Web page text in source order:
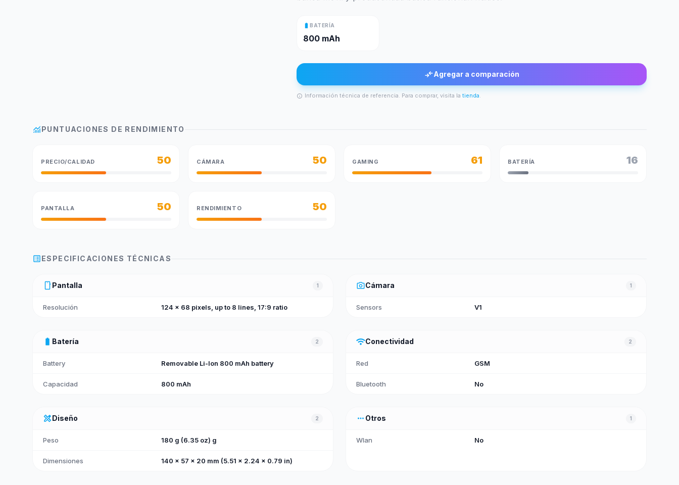
battery_fullBATERÍA
800 mAh
compare_arrowsAgregar a comparación
info Información técnica de referencia. Para comprar, visita la tienda.
monitoringPUNTUACIONES DE RENDIMIENTO
PRECIO/CALIDAD 50 CÁMARA 50 GAMING 61 BATERÍA 16
PANTALLA 50 RENDIMIENTO 50
list_altESPECIFICACIONES TÉCNICAS
smartphone Pantalla 1
Resolución 124 x 68 pixels, up to 8 lines, 17:9 ratio
photo_cameraCámara 1
Sensors V1
battery_full Batería 2
Battery Removable Li-Ion 800 mAh battery
Capacidad 800 mAh
wifiConectividad 2
Red GSM
Bluetooth No
design_servicesDiseño 2
Peso 180 g (6.35 oz) g
Dimensiones 140 x 57 x 20 mm (5.51 x 2.24 x 0.79 in)
more_horiz Otros 1
Wlan No